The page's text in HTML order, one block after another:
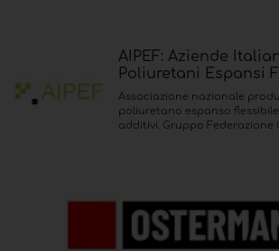
AIPEF: Aziende
Poliuretani Espansi
Associazione nazionale
poliuretano espanso
additivi. Gruppo Federazione